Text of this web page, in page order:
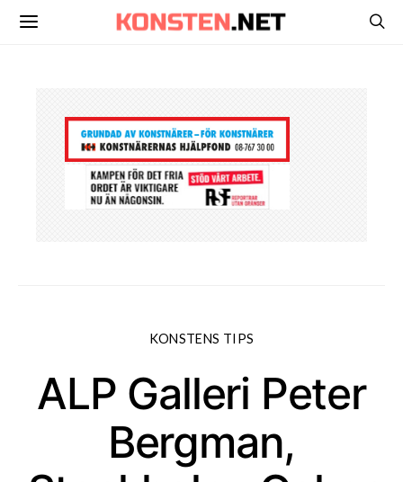
KONSTENS TIPS
ALP Galleri Peter
Bergman,